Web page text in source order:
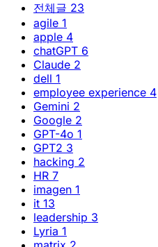
전체글 23
agile 1
apple 4
chatGPT 6
Claude 2
dell 1
employee experience 4
Gemini 2
Google 2
GPT-4o 1
GPT2 3
hacking 2
HR 7
imagen 1
it 13
leadership 3
Lyria 1